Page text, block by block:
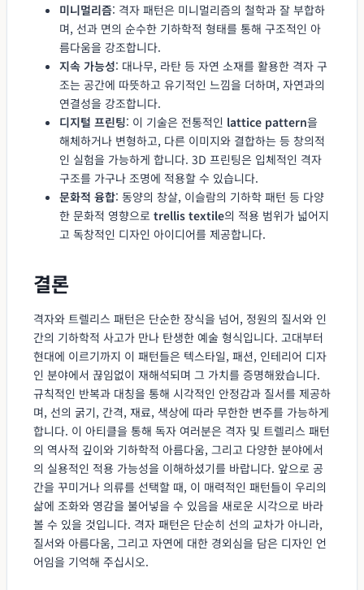
미니멀리즘: 격자 패턴은 미니멀리즘의 철학과 잘 부합하
며, 선과 면의 순수한 기하학적 형태를 통해 구조적인 아
름다움을 강조합니다.
지속 가능성: 대나무, 라탄 등 자연 소재를 활용한 격자 구
조는 공간에 따뜻하고 유기적인 느낌을 더하며, 자연과의
연결성을 강조합니다.
디지털 프린팅: 이 기술은 전통적인 lattice pattern을
해체하거나 변형하고, 다른 이미지와 결합하는 등 창의적
인 실험을 가능하게 합니다. 3D 프린팅은 입체적인 격자
구조를 가구나 조명에 적용할 수 있습니다.
문화적 융합: 동양의 창살, 이슬람의 기하학 패턴 등 다양
한 문화적 영향으로 trellis textile의 적용 범위가 넓어지
고 독창적인 디자인 아이디어를 제공합니다.
결론
격자와 트렐리스 패턴은 단순한 장식을 넘어, 정원의 질서와 인
간의 기하학적 사고가 만나 탄생한 예술 형식입니다. 고대부터
현대에 이르기까지 이 패턴들은 텍스타일, 패션, 인테리어 디자
인 분야에서 끊임없이 재해석되며 그 가치를 증명해왔습니다.
규칙적인 반복과 대칭을 통해 시각적인 안정감과 질서를 제공하
며, 선의 굵기, 간격, 재료, 색상에 따라 무한한 변주를 가능하게
합니다. 이 아티클을 통해 독자 여러분은 격자 및 트렐리스 패턴
의 역사적 깊이와 기하학적 아름다움, 그리고 다양한 분야에서
의 실용적인 적용 가능성을 이해하셨기를 바랍니다. 앞으로 공
간을 꾸미거나 의류를 선택할 때, 이 매력적인 패턴들이 우리의
삶에 조화와 영감을 불어넣을 수 있음을 새로운 시각으로 바라
볼 수 있을 것입니다. 격자 패턴은 단순히 선의 교차가 아니라,
질서와 아름다움, 그리고 자연에 대한 경외심을 담은 디자인 언
어임을 기억해 주십시오.